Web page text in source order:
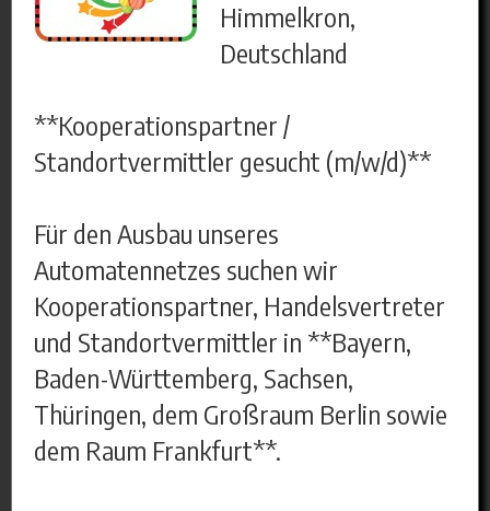
Himmelkron,
Deutschland
**Kooperationspartner /
Standortvermittler gesucht (m/w/d)**
Für den Ausbau unseres
Automatennetzes suchen wir
Kooperationspartner, Handelsvertreter
und Standortvermittler in **Bayern,
Baden-Württemberg, Sachsen,
Thüringen, dem Großraum Berlin sowie
dem Raum Frankfurt**.